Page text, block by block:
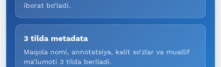
iborat bo‘ladi.
3 tilda metadata
Maqola nomi, annotatsiya, kalit so‘zlar va muallif
ma’lumoti 3 tilda beriladi.